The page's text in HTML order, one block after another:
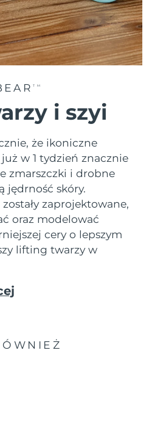
TM
i szyi
że ikoniczne
w 1 tydzień znacznie
zmarszczki i drobne
jędrność skóry.
zaprojektowane,
oraz modelować
cery o lepszym
lifting twarzy w
Oczekiwany czas dostawy
8/15/26
Oczekiwany czas dostawy
8/12/26
Oczekiwany czas dostawy
8/12/26
Oczekiwany czas dostawy
8/12/26
Oczekiwany czas dostawy
8/16/26
Oczekiwany czas dostawy